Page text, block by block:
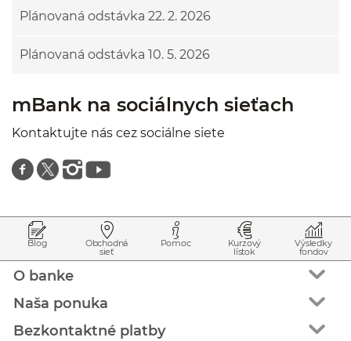
Plánovaná odstávka 22. 2. 2026
Plánovaná odstávka 10. 5. 2026
mBank na sociálnych sieťach
Kontaktujte nás cez sociálne siete
Znajdź nas na facebooku
Znajdź nas na twitterze
Znajdź nas na instagramie
Znajdź nas na youtube
Blog Obchodná
sieť
Pomoc Kurzový
lístok
Výsledky
fondov
O banke
Naša ponuka
Bezkontaktné platby